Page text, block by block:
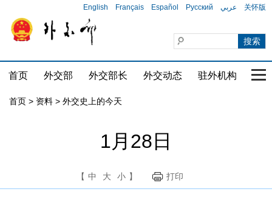
English Français Español Русский عربي 关怀版
首页 外交部 外交部长 外交动态 驻外机构 国
首页 > 资料 > 外交史上的今天
1月28日
【 中 大 小 】 打印